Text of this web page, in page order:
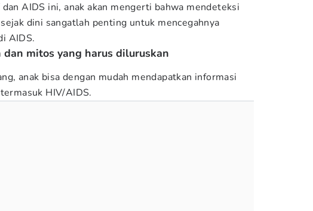
AIDS ini, anak akan mengerti bahwa mendeteksi
dini sangatlah penting untuk mencegahnya
AIDS.
dan mitos yang harus diluruskan
anak bisa dengan mudah mendapatkan informasi
HIV/AIDS.